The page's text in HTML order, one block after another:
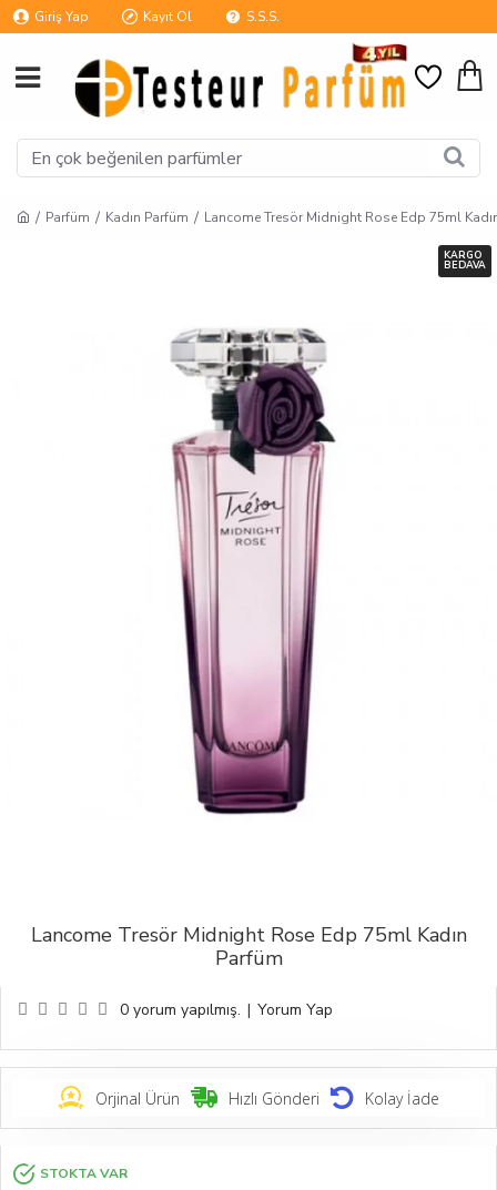
Giriş Yap Kayıt Ol S.S.S.
Parfüm Kadın Parfüm Lancome Tresör Midnight Rose Edp 75ml
KARGO
BEDAVA
Lancome Tresör Midnight Rose Edp 75ml Kadın
Parfüm
Orjinal Ürün Hızlı Gönderi Kolay İade
0 yorum yapılmış. | Yorum Yap
STOKTA VAR